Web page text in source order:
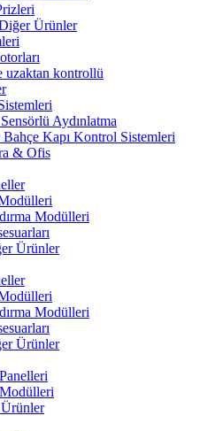
Ürünler
uzaktan kontrollü
Aydınlatma
Bahçe Kapı Kontrol Sistemleri
& Ofis
Modülleri
Ürünler
Modülleri
Ürünler